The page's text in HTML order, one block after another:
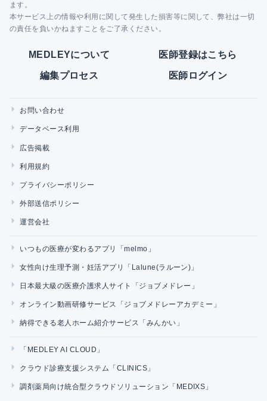
ます。
本サービス上の情報や利用に関して発生した損害等に関して、弊社は一切
の責任を負いかねますことをご了承ください。
MEDLEYについて 医師登録はこちら
編集プロセス 医師ログイン
お問い合わせ
データベース利用
広告掲載
利用規約
プライバシーポリシー
外部送信ポリシー
運営会社
いつもの医療が変わるアプリ「melmo」
女性向け生理予測・妊活アプリ「Lalune(ラルーン)」
日本最大級の医療介護求人サイト「ジョブメドレー」
オンライン動画研修サービス「ジョブメドレーアカデミー」
納得できる老人ホーム紹介サービス「みんかい」
「MEDLEY AI CLOUD」
クラウド診療支援システム「CLINICS」
調剤薬局向け統合型クラウドソリューション「MEDIXS」